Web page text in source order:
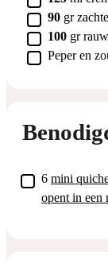
▢
90 gr
▢
100 gr
▢
Peper en
▢
6 mini
opent in een